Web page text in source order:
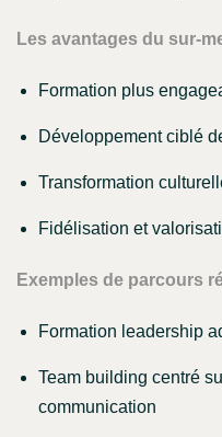
Les avantages du sur-
Formation plus
Développement ciblé
Transformation
Fidélisation et
Exemples de parcours
Formation leadership
Team building centré
communication